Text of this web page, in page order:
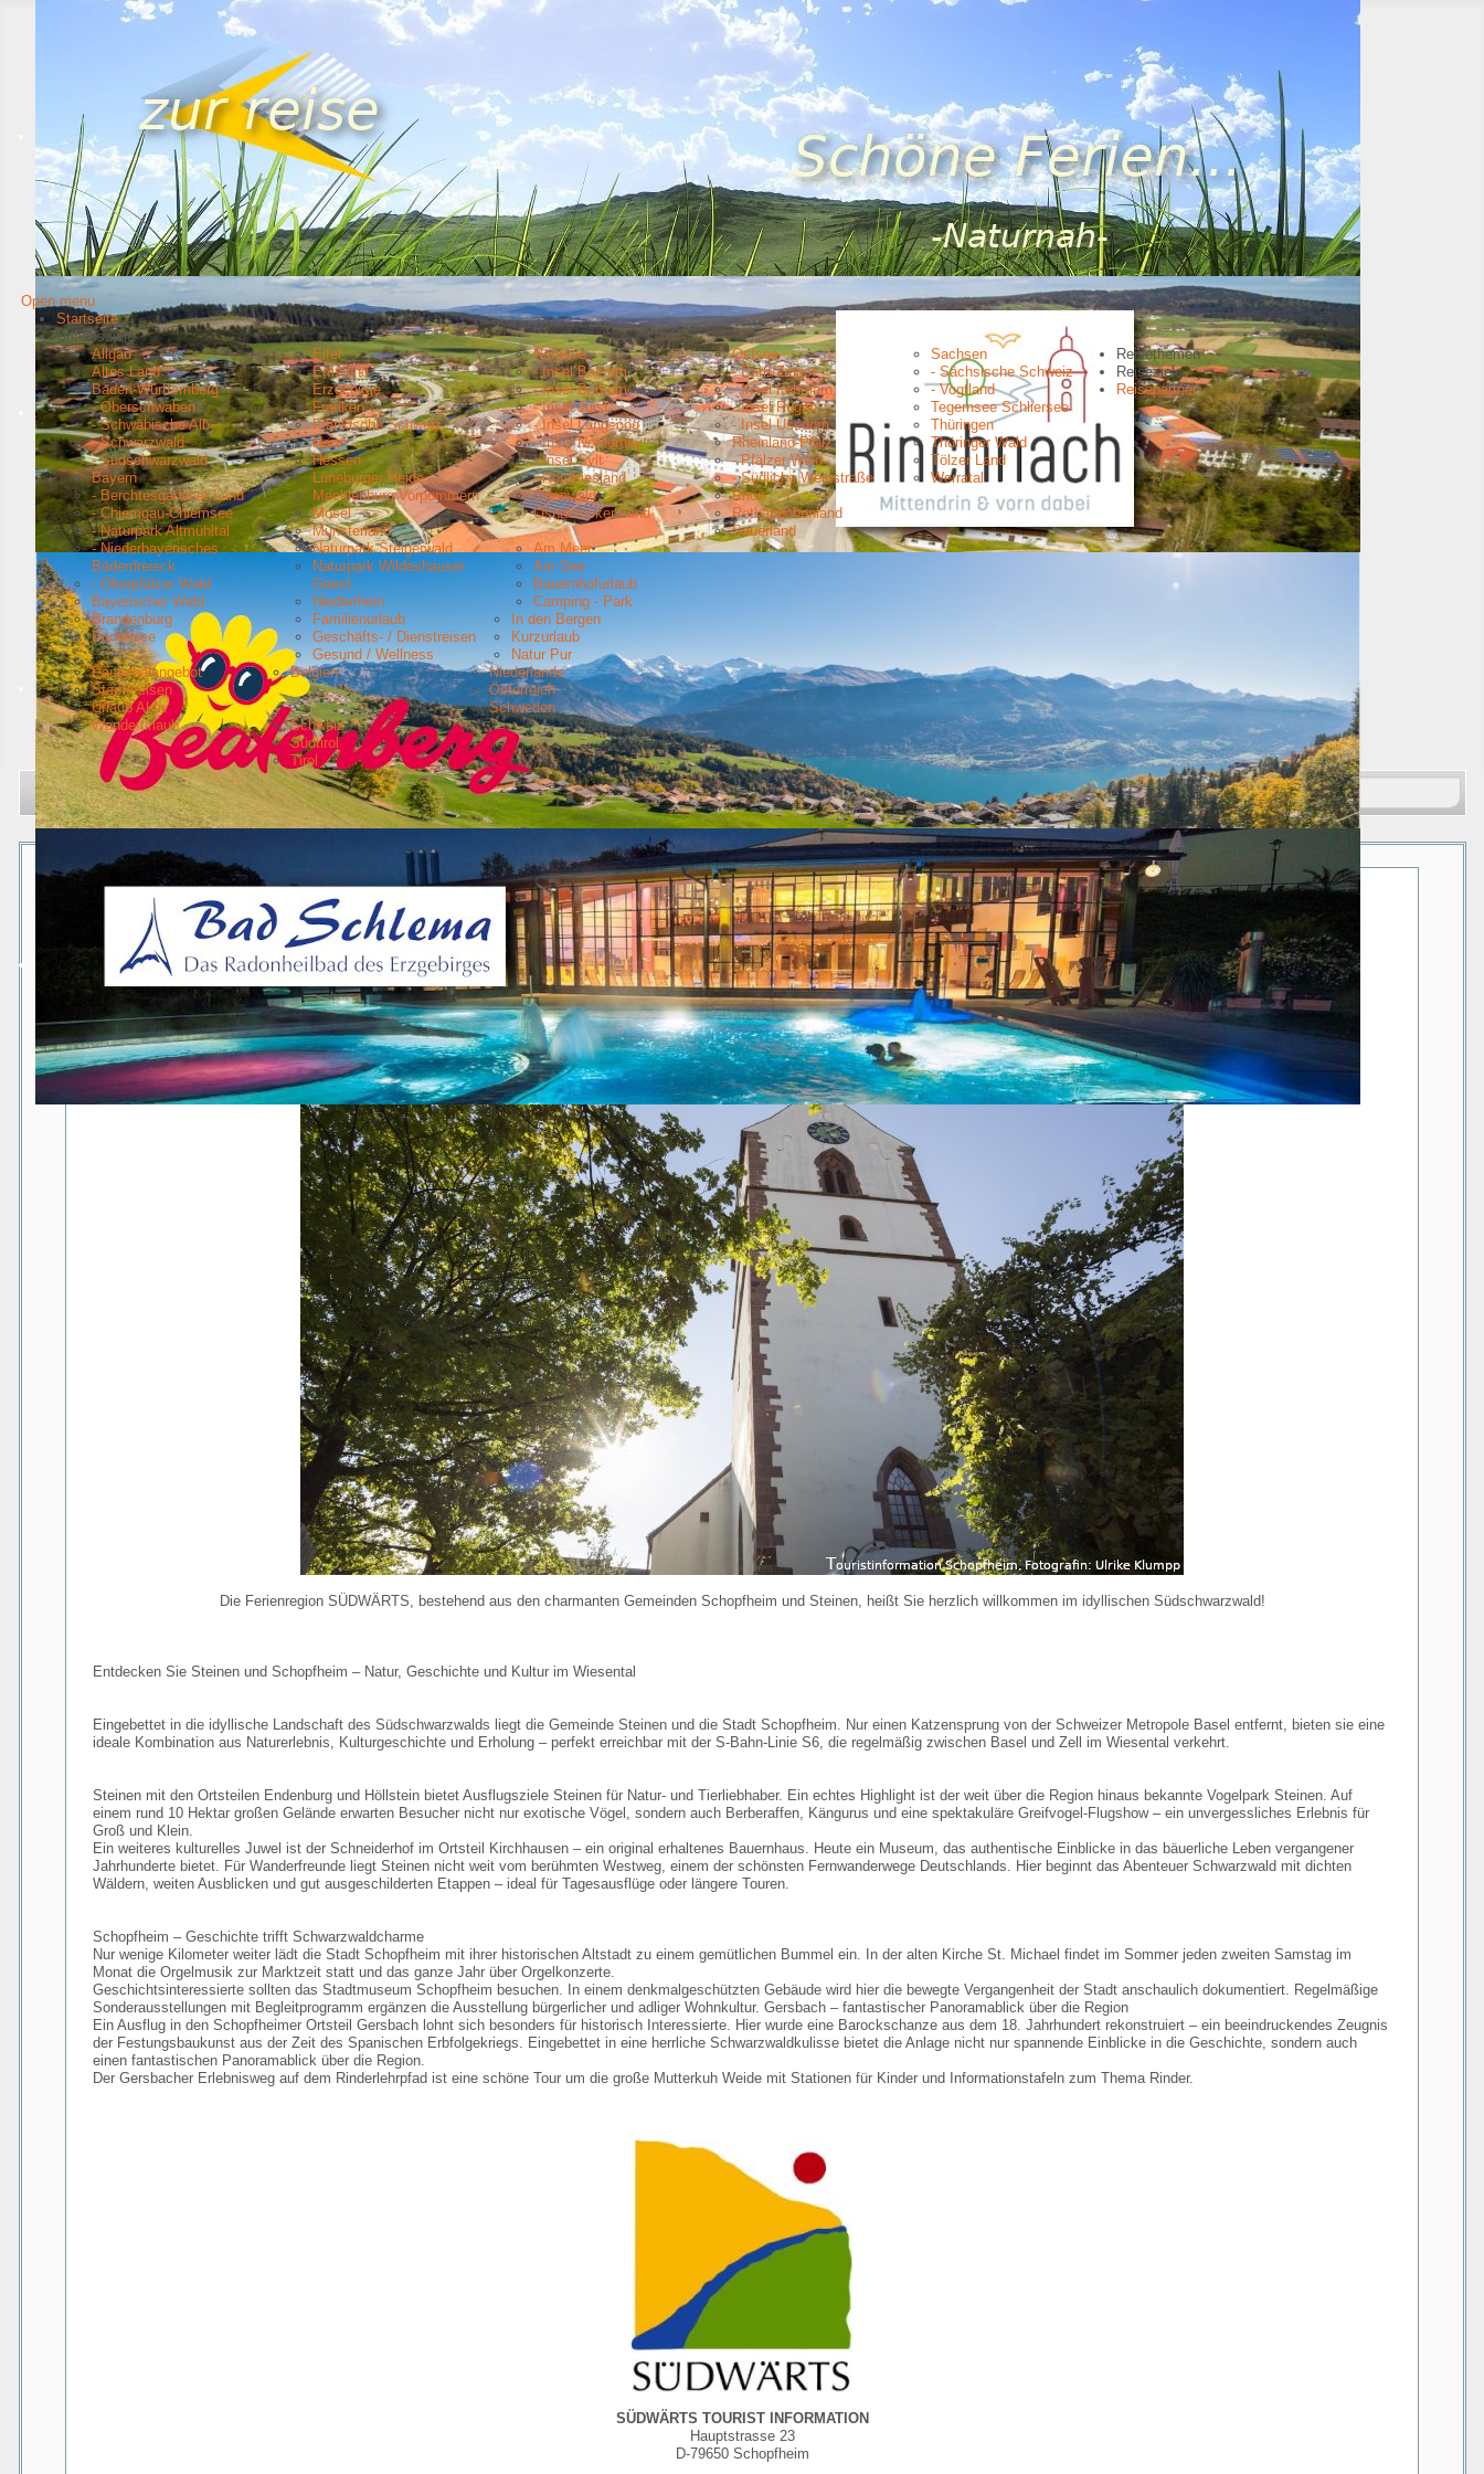
Open menu
Startseite
Urlaubsziele
Allgäu
Altes Land
Baden-Württemberg
- Oberschwaben
- Schwäbische Alb
- Schwarzwald
- Südschwarzwald
Bayern
- Berchtesgadener Land
- Chiemgau-Chiemsee
- Naturpark Altmühltal
- Niederbayerisches
Bäderdreieck
- Oberpfälzer Wald
Bayerischer Wald
Brandenburg
Bodensee
Eifel
Emsland
Erzgebirge
Franken
Fränkische Schweiz
Harz
Hessen
Lüneburger Heide
Mecklenburg Vorpommern
Mosel
Münsterland
Naturpark Steigerwald
Naturpark Wildeshauser
Geest
Niederrhein
Nordsee
- Insel Baltrum
- Insel Borkum
- Insel Juist
- Insel Langeoog
- Insel Norderney
- Insel Sylt
- Nordfriesland
Odenwald
Osnabrücker Land
Ostsee
- Darß/Zingst
- Insel Fehmarn
- Insel Rügen
- Insel Usedom
Rheinland-Pfalz
- Pfälzer Wald
- Südliche Weinstraße
Rhön
Rotkäppchenland
Sauerland
Sachsen
- Sächsische Schweiz
- Vogtland
Tegernsee Schliersee
Thüringen
Thüringer Wald
Tölzer Land
Werratal
Reisethemen
Am Meer
Am See
Bauernhofurlaub
Camping - Park
Familienurlaub
Geschäfts- / Dienstreisen
Gesund / Wellness
In den Bergen
Kurzurlaub
Natur Pur
Pauschalangebot
Städtereisen
Urlaub Aktiv
Wanderurlaub
Reiseziele
Belgien
Niederlande
Österreich
Schweden
Schweiz
Südtirol
Tirol
Reisepartner
Aktuelle Seite:Startseite Urlaubsziele - Südschwarzwald SÜDWÄRTS TOURIST INFORMATION Suchen
SÜDWÄRTS TOURIST INFORMATION
Die Ferienregion SÜDWÄRTS, bestehend aus den charmanten Gemeinden Schopfheim und Steinen, heißt Sie herzlich willkommen im idyllischen Südschwarzwald!
Entdecken Sie Steinen und Schopfheim – Natur, Geschichte und Kultur im Wiesental
Eingebettet in die idyllische Landschaft des Südschwarzwalds liegt die Gemeinde Steinen und die Stadt Schopfheim. Nur einen Katzensprung von der Schweizer Metropole Basel entfernt, bieten sie eine
ideale Kombination aus Naturerlebnis, Kulturgeschichte und Erholung – perfekt erreichbar mit der S-Bahn-Linie S6, die regelmäßig zwischen Basel und Zell im Wiesental verkehrt.
Steinen mit den Ortsteilen Endenburg und Höllstein bietet Ausflugsziele Steinen für Natur- und Tierliebhaber. Ein echtes Highlight ist der weit über die Region hinaus bekannte Vogelpark Steinen. Auf
einem rund 10 Hektar großen Gelände erwarten Besucher nicht nur exotische Vögel, sondern auch Berberaffen, Kängurus und eine spektakuläre Greifvogel-Flugshow – ein unvergessliches Erlebnis für
Groß und Klein.
Ein weiteres kulturelles Juwel ist der Schneiderhof im Ortsteil Kirchhausen – ein original erhaltenes Bauernhaus. Heute ein Museum, das authentische Einblicke in das bäuerliche Leben vergangener
Jahrhunderte bietet. Für Wanderfreunde liegt Steinen nicht weit vom berühmten Westweg, einem der schönsten Fernwanderwege Deutschlands. Hier beginnt das Abenteuer Schwarzwald mit dichten
Wäldern, weiten Ausblicken und gut ausgeschilderten Etappen – ideal für Tagesausflüge oder längere Touren.
Schopfheim – Geschichte trifft Schwarzwaldcharme
Nur wenige Kilometer weiter lädt die Stadt Schopfheim mit ihrer historischen Altstadt zu einem gemütlichen Bummel ein. In der alten Kirche St. Michael findet im Sommer jeden zweiten Samstag im
Monat die Orgelmusik zur Marktzeit statt und das ganze Jahr über Orgelkonzerte.
Geschichtsinteressierte sollten das Stadtmuseum Schopfheim besuchen. In einem denkmalgeschützten Gebäude wird hier die bewegte Vergangenheit der Stadt anschaulich dokumentiert. Regelmäßige
Sonderausstellungen mit Begleitprogramm ergänzen die Ausstellung bürgerlicher und adliger Wohnkultur. Gersbach – fantastischer Panoramablick über die Region
Ein Ausflug in den Schopfheimer Ortsteil Gersbach lohnt sich besonders für historisch Interessierte. Hier wurde eine Barockschanze aus dem 18. Jahrhundert rekonstruiert – ein beeindruckendes Zeugnis
der Festungsbaukunst aus der Zeit des Spanischen Erbfolgekriegs. Eingebettet in eine herrliche Schwarzwaldkulisse bietet die Anlage nicht nur spannende Einblicke in die Geschichte, sondern auch
einen fantastischen Panoramablick über die Region.
Der Gersbacher Erlebnisweg auf dem Rinderlehrpfad ist eine schöne Tour um die große Mutterkuh Weide mit Stationen für Kinder und Informationstafeln zum Thema Rinder.
SÜDWÄRTS TOURIST INFORMATION
Hauptstrasse 23
D-79650 Schopfheim